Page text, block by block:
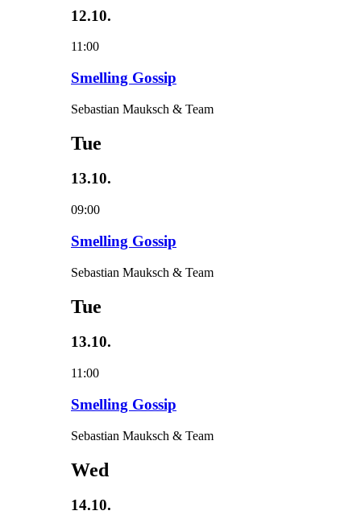
12.10.
11:00
Smelling Gossip
Sebastian Mauksch & Team
Tue
13.10.
09:00
Smelling Gossip
Sebastian Mauksch & Team
Tue
13.10.
11:00
Smelling Gossip
Sebastian Mauksch & Team
Wed
14.10.